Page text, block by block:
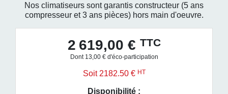
Nos climatiseurs sont garantis constructeur (5 ans
compresseur et 3 ans pièces) hors main d'oeuvre.
2 619,00 € TTC
Dont 13,00 € d'éco-participation
Soit 2182.50 € HT
Disponibilité :